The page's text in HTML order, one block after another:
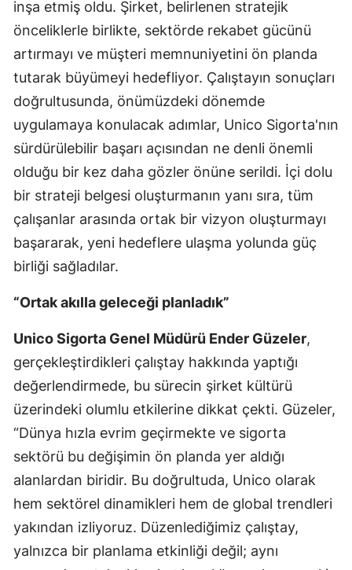
Tekirdağ
Tokat
Trabzon
Tunceli
Şanlıurfa
Uşak
Van
Yozgat
Bayburt
Karaman
Kırıkkale
Batman
Şırnak
Bartın
Ardahan
inşa etmiş oldu. Şirket, belirlenen stratejik
önceliklerle birlikte, sektörde rekabet gücünü
artırmayı ve müşteri memnuniyetini ön planda
tutarak büyümeyi hedefliyor. Çalıştayın sonuçları
doğrultusunda, önümüzdeki dönemde
uygulamaya konulacak adımlar, Unico Sigorta'nın
sürdürülebilir başarı açısından ne denli önemli
olduğu bir kez daha gözler önüne serildi. İçi dolu
bir strateji belgesi oluşturmanın yanı sıra, tüm
çalışanlar arasında ortak bir vizyon oluşturmayı
başararak, yeni hedeflere ulaşma yolunda güç
birliği sağladılar.
“Ortak akılla geleceği planladık”
Unico Sigorta Genel Müdürü Ender Güzeler,
gerçekleştirdikleri çalıştay hakkında yaptığı
değerlendirmede, bu sürecin şirket kültürü
üzerindeki olumlu etkilerine dikkat çekti. Güzeler,
“Dünya hızla evrim geçirmekte ve sigorta
sektörü bu değişimin ön planda yer aldığı
alanlardan biridir. Bu doğrultuda, Unico olarak
hem sektörel dinamikleri hem de global trendleri
yakından izliyoruz. Düzenlediğimiz çalıştay,
yalnızca bir planlama etkinliği değil; aynı